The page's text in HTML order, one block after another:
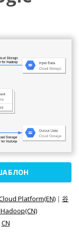
Platform(EN) | 谷
CN